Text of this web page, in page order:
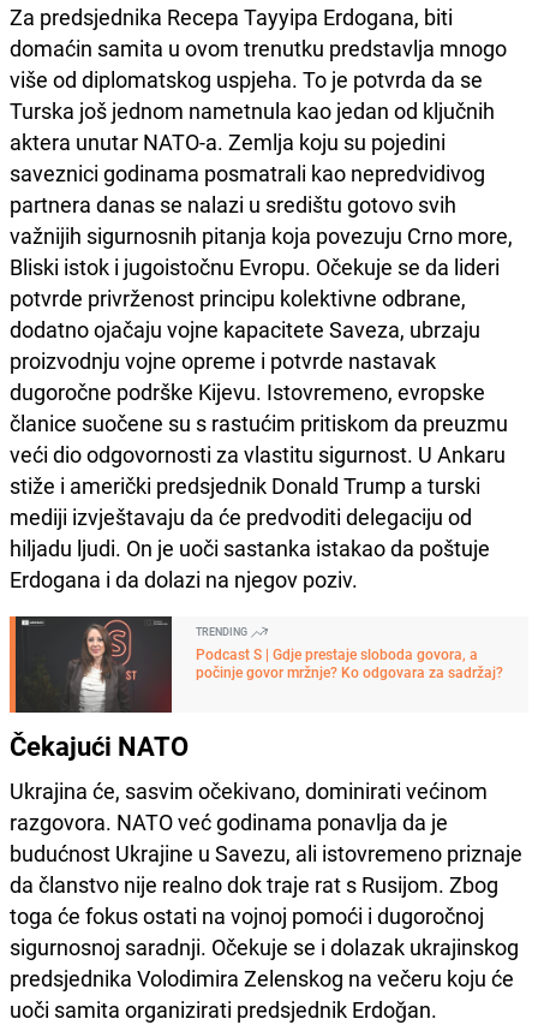
Za predsjednika Recepa Tayyipa Erdogana, biti
domaćin samita u ovom trenutku predstavlja mnogo
više od diplomatskog uspjeha. To je potvrda da se
Turska još jednom nametnula kao jedan od ključnih
aktera unutar NATO-a. Zemlja koju su pojedini
saveznici godinama posmatrali kao nepredvidivog
partnera danas se nalazi u središtu gotovo svih
važnijih sigurnosnih pitanja koja povezuju Crno more,
Bliski istok i jugoistočnu Evropu. Očekuje se da lideri
potvrde privrženost principu kolektivne odbrane,
dodatno ojačaju vojne kapacitete Saveza, ubrzaju
proizvodnju vojne opreme i potvrde nastavak
dugoročne podrške Kijevu. Istovremeno, evropske
članice suočene su s rastućim pritiskom da preuzmu
veći dio odgovornosti za vlastitu sigurnost. U Ankaru
stiže i američki predsjednik Donald Trump a turski
mediji izvještavaju da će predvoditi delegaciju od
hiljadu ljudi. On je uoči sastanka istakao da poštuje
Erdogana i da dolazi na njegov poziv.
TRENDING
Podcast S | Gdje prestaje sloboda govora, a
počinje govor mržnje? Ko odgovara za sadržaj?
Čekajući NATO
Ukrajina će, sasvim očekivano, dominirati većinom
razgovora. NATO već godinama ponavlja da je
budućnost Ukrajine u Savezu, ali istovremeno priznaje
da članstvo nije realno dok traje rat s Rusijom. Zbog
toga će fokus ostati na vojnoj pomoći i dugoročnoj
sigurnosnoj saradnji. Očekuje se i dolazak ukrajinskog
predsjednika Volodimira Zelenskog na večeru koju će
uoči samita organizirati predsjednik Erdoğan.